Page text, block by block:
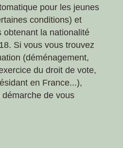
pour les jeunes
conditions) et
obtenant la nationalité
Si vous vous trouvez
(déménagement,
du droit de vote,
en France...),
de vous